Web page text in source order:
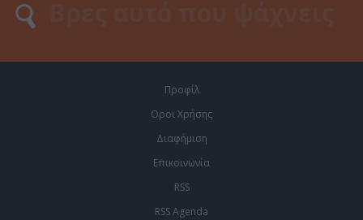
Προφίλ
Οροι Χρήσης
Διαφήμιση
Επικοινωνία
RSS
RSS Agenda